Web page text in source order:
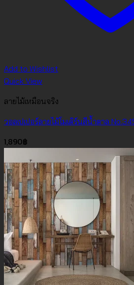
Add to Wishlist
Quick View
ลายไม้เหมือนจริง
วอลเปเปอร์ลายไม้โมเดิร์นสีน้ำตาล
1,890฿